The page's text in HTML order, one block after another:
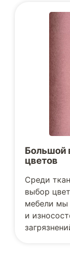
Большой
цветов
Среди
выбор
мебели мы
и